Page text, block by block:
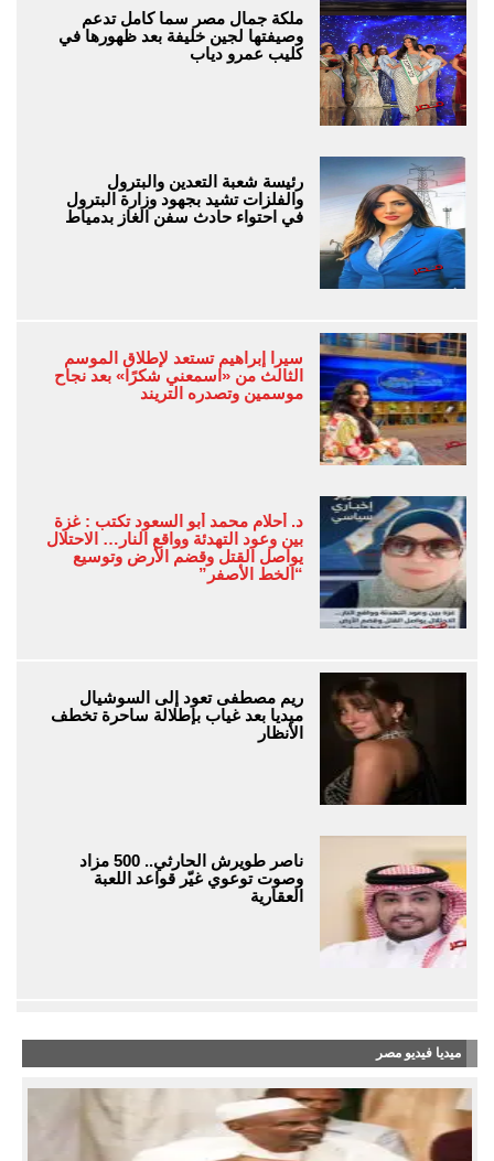
ملكة جمال مصر سما كامل تدعم
وصيفتها لجين خليفة بعد ظهورها في
كليب عمرو دياب
رئيسة شعبة التعدين والبترول
والفلزات تشيد بجهود وزارة البترول
في احتواء حادث سفن الغاز بدمياط
سيرا إبراهيم تستعد لإطلاق الموسم
الثالث من «اسمعني شكرًا» بعد نجاح
موسمين وتصدره التريند
د. أحلام محمد أبو السعود تكتب : غزة
بين وعود التهدئة وواقع النار… الاحتلال
يواصل القتل وقضم الأرض وتوسيع
“الخط الأصفر”
ريم مصطفى تعود إلى السوشيال
ميديا بعد غياب بإطلالة ساحرة تخطف
الأنظار
ناصر طويرش الحارثي.. 500 مزاد
وصوت توعوي غيّر قواعد اللعبة
العقارية
ميديا فيديو مصر